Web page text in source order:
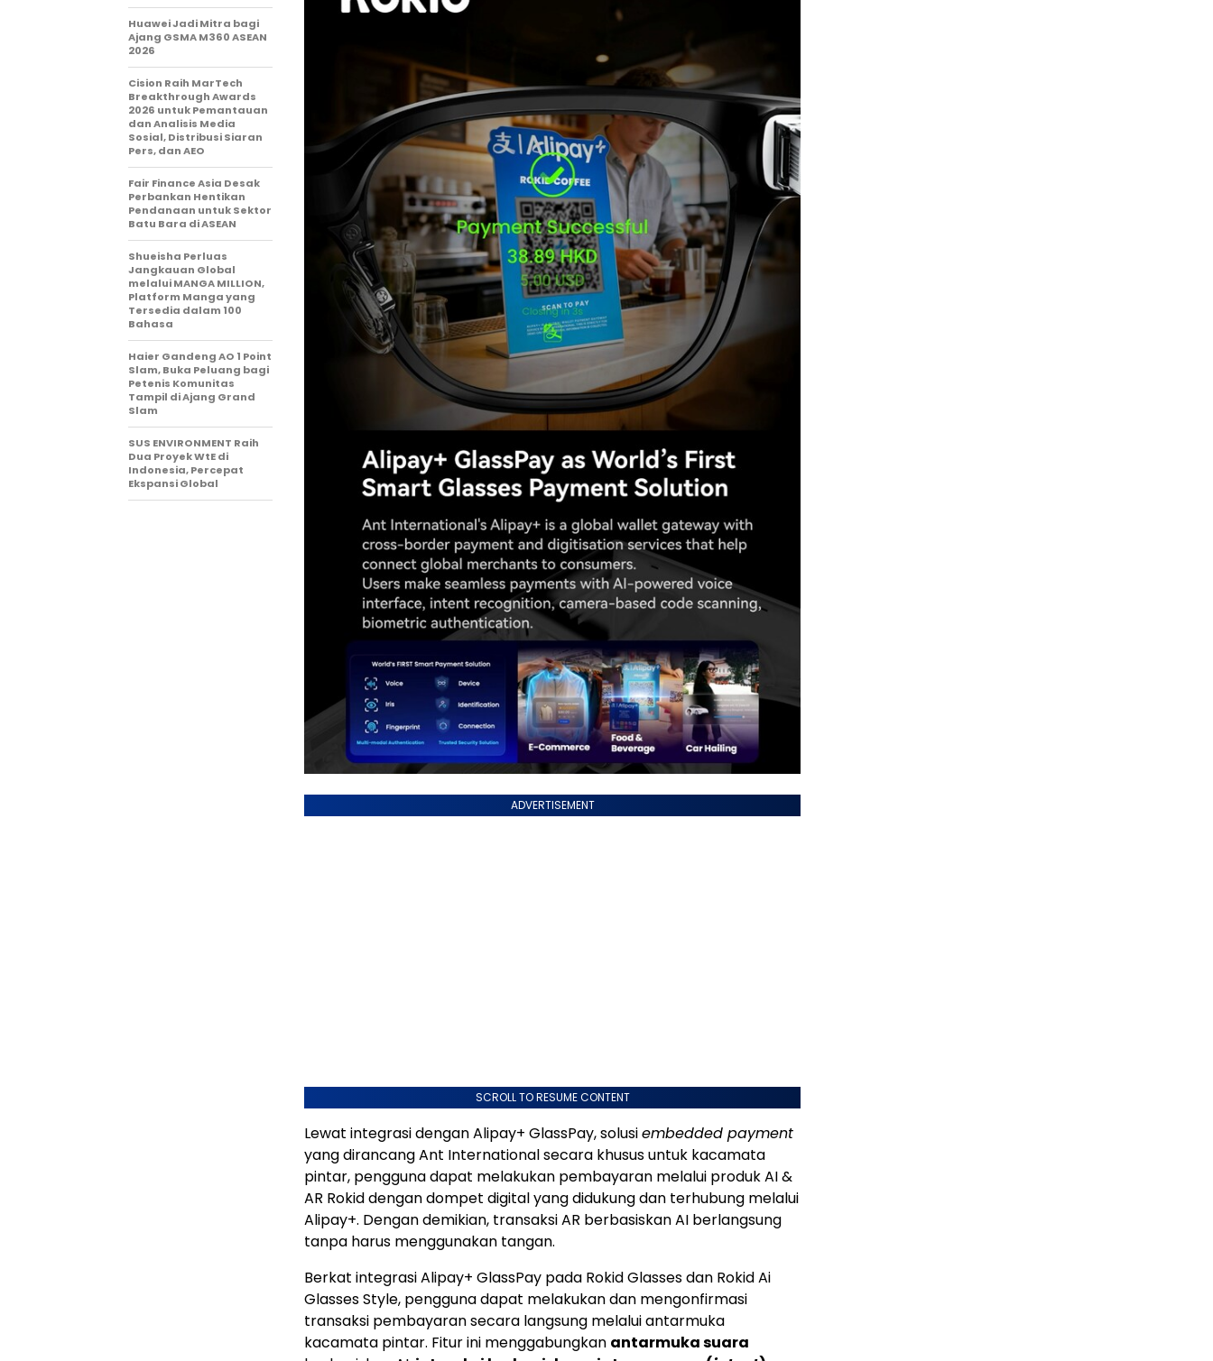
ADVERTISEMENT
SCROLL TO RESUME CONTENT
Lewat integrasi dengan Alipay+ GlassPay, solusiembedded payment
yang dirancang Ant International secara khusus untuk kacamata
pintar, pengguna dapat melakukan pembayaran melalui produk AI &
AR Rokid dengan dompet digital yang didukung dan terhubung melalui
Alipay+. Dengan demikian, transaksi AR berbasiskan AI berlangsung
tanpa harus menggunakan tangan.
Berkat integrasi Alipay+ GlassPay pada Rokid Glasses dan Rokid Ai
Glasses Style, pengguna dapat melakukan dan mengonfirmasi
transaksi pembayaran secara langsung melalui antarmuka
kacamata pintar. Fitur ini menggabungkan antarmuka suara
Huawei Jadi Mitra bagi
Ajang GSMA M360 ASEAN
2026
Cision Raih MarTech
Breakthrough Awards
2026 untuk Pemantauan
dan Analisis Media
Sosial, Distribusi Siaran
Pers, dan AEO
Fair Finance Asia Desak
Perbankan Hentikan
Pendanaan untuk Sektor
Batu Bara di ASEAN
Shueisha Perluas
Jangkauan Global
melalui MANGA MILLION,
Platform Manga yang
Tersedia dalam 100
Bahasa
Haier Gandeng AO 1 Point
Slam, Buka Peluang bagi
Petenis Komunitas
Tampil di Ajang Grand
Slam
SUS ENVIRONMENT Raih
Dua Proyek WtE di
Indonesia, Percepat
Ekspansi Global